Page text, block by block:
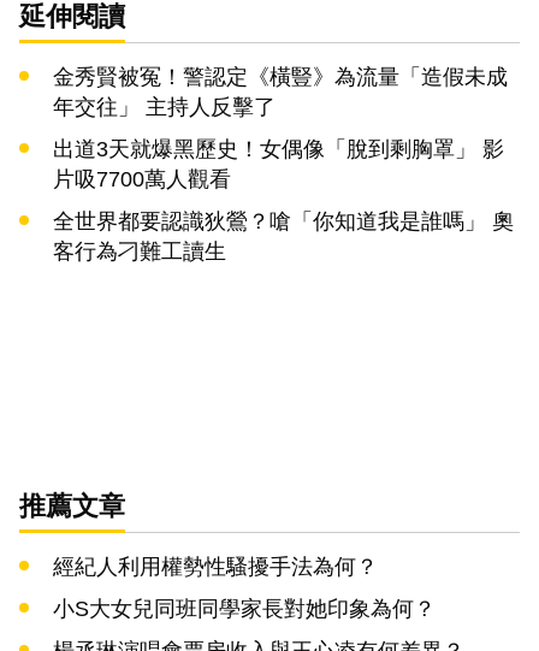
延伸閱讀
金秀賢被冤！警認定《橫豎》為流量「造假未成
年交往」 主持人反擊了
出道3天就爆黑歷史！女偶像「脫到剩胸罩」 影
片吸7700萬人觀看
全世界都要認識狄鶯？嗆「你知道我是誰嗎」 奧
客行為刁難工讀生
推薦文章
經紀人利用權勢性騷擾手法為何？
小S大女兒同班同學家長對她印象為何？